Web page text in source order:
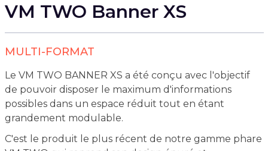
VM TWO Banner XS
MULTI-FORMAT
Le VM TWO BANNER XS a été conçu avec l'objectif
de pouvoir disposer le maximum d'informations
possibles dans un espace réduit tout en étant
grandement modulable.
C'est le produit le plus récent de notre gamme phare